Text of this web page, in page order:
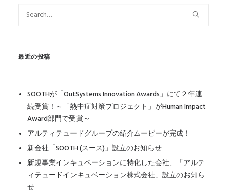
最近の投稿
SOOTHが「OutSystems Innovation Awards」にて２年連
続受賞！～「熱中症対策プロジェクト」がHuman Impact
Award部門で受賞～
アルティテュードグループの紹介ムービーが完成！
新会社「SOOTH (スース)」設立のお知らせ
新規事業インキュベーションに特化した会社、「アルテ
ィテュードインキュベーション株式会社」設立のお知ら
せ